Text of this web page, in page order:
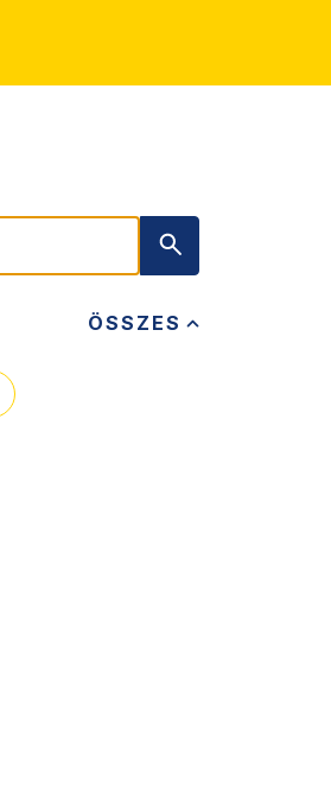
ÖSSZES